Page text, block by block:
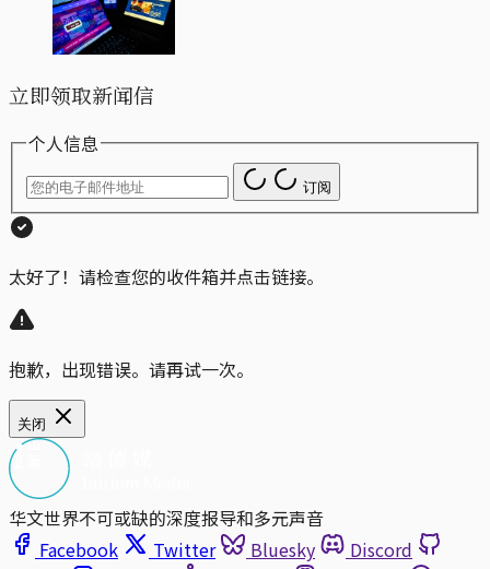
立即领取新闻信
个人信息
订阅
太好了！请检查您的收件箱并点击链接。
抱歉，出现错误。请再试一次。
关闭
华文世界不可或缺的深度报导和多元声音
Facebook
Twitter Bluesky
Discord